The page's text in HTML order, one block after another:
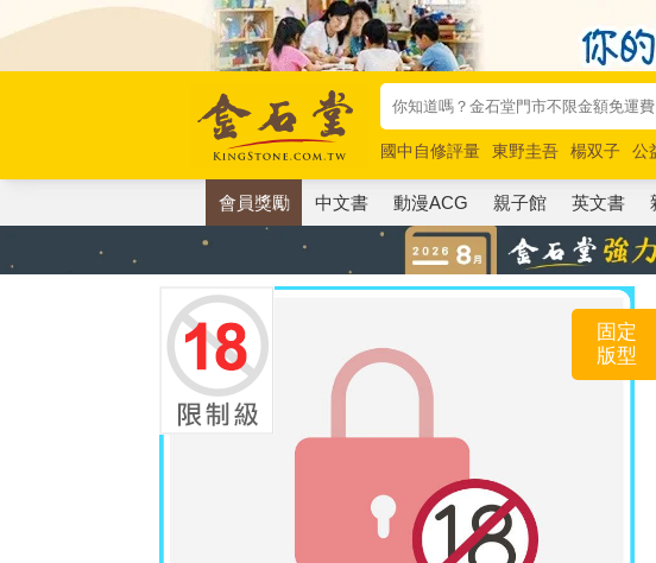
國中自修評量 東野圭吾 楊双子 公
唯紅花綻放
奧德賽 路邊攤新作 馬
會員獎勵 中文書 動漫ACG 親子館 英文書
固定
版型